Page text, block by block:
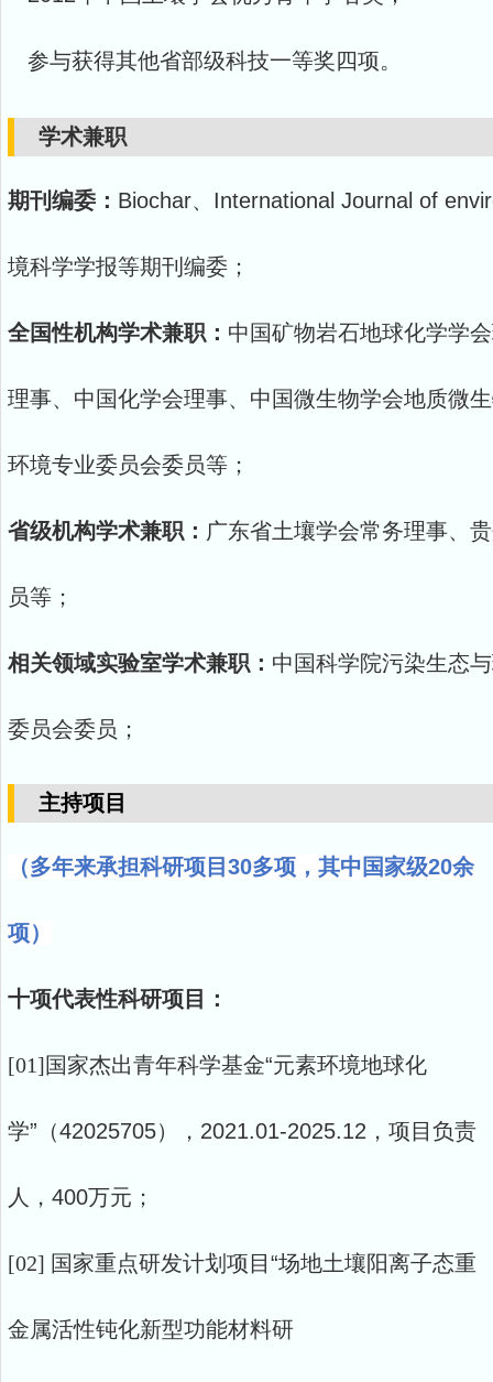
参与获得其他省部级科技一等奖四项。
学术兼职
期刊编委： Biochar、International Journal of
境科学学报等期刊编委；
全国性机构学术兼职： 中国矿物岩石地球化学学
理事、中国化学会理事、中国微生物学会地质微
环境专业委员会委员等；
省级机构学术兼职： 广东省土壤学会常务理事、
员等；
相关领域实验室学术兼职： 中国科学院污染生态
委员会委员；
主持项目
（多年来承担科研项目30多项，其中国家级20余
项）
十项代表性科研项目 ：
[01]国家杰出青年科学基金“元素环境地球化
学”（42025705），2021.01-2025.12，项目负责
人，400万元；
[02] 国家重点研发计划项目 “场地土壤阳离子态重
金属活性钝化新型功能材料研